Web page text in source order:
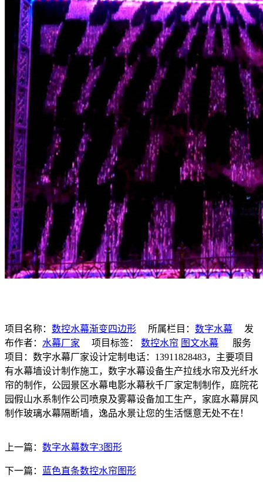
项目名称： 数控水幕渐变四边形 所属栏目： 数字水幕 发
布作者： 水幕厂家 项目标签： 数控水帘 图文水幕 服务
项目：数字水幕厂家设计定制电话：13911828483，主要项目
有水幕墙设计制作施工，数字水幕设备生产拉线水帘及光纤水
帘的制作，公园景区水幕电影水幕秋千厂家定制制作，庭院花
园假山水系制作公司喷泉及雾幕设备加工生产，家庭水幕屏风
制作玻璃水幕隔断墙，逸品水景让您的生活惬意无处不在！
上一篇： 数字水幕数字3图形
下一篇： 蓝色直条数控水帘图形